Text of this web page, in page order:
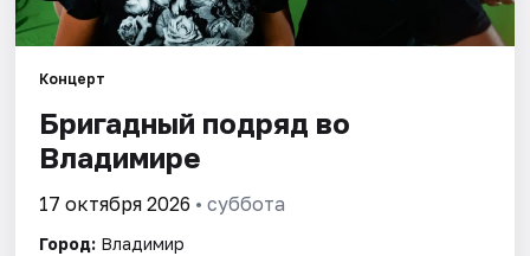
Артисты
Рейтинги
Концерт
Бригадный подряд во
Владимире
17 октября 2026 • суббота
Город: Владимир